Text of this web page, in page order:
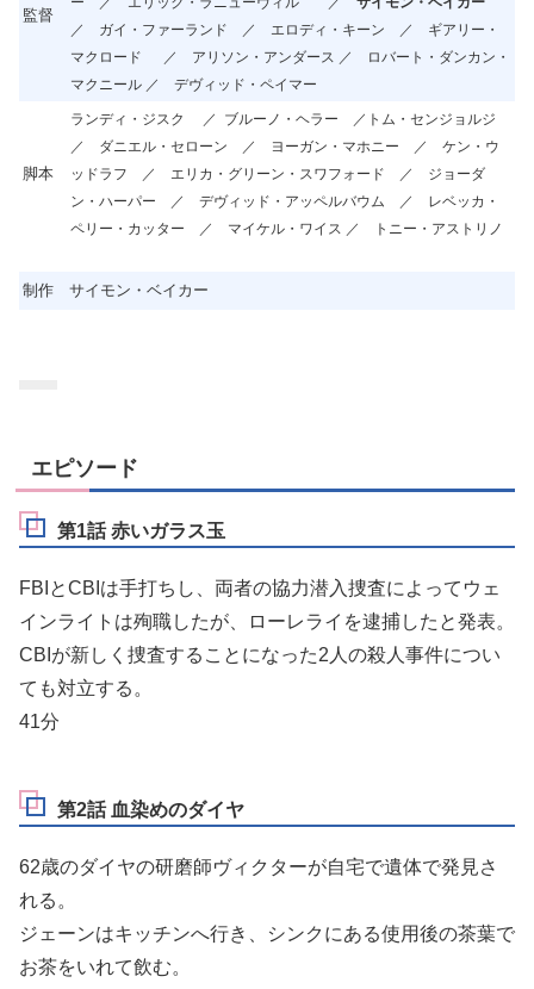
監督
／ ガイ・ファーランド
／ エロディ・キーン ／ ギアリー・
マクロード
／ アリソン・アンダース ／ ロバート・ダンカン・
マクニール ／ デヴィッド・ペイマー
脚本
ランディ・ジスク ／ ブルーノ・ヘラー ／ トム・センジョルジ
／ ダニエル・セローン ／ ヨーガン・マホニー ／ ケン・ウ
ッドラフ ／ エリカ・グリーン・スワフォード ／ ジョーダ
ン・ハーパー ／ デヴィッド・アッペルバウム ／
レベッカ・
ペリー・カッター ／ マイケル・ワイス ／ トニー・アストリノ
制作 サイモン・ベイカー
エピソード
第1話 赤いガラス玉
FBIとCBIは手打ちし、両者の協力潜入捜査によってウェ
インライトは殉職したが、ローレライを逮捕したと発表。
CBIが新しく捜査することになった2人の殺人事件につい
ても対立する。
41分
第2話 血染めのダイヤ
62歳のダイヤの研磨師ヴィクターが自宅で遺体で発見さ
れる。
ジェーンはキッチンへ行き、シンクにある使用後の茶葉で
お茶をいれて飲む。